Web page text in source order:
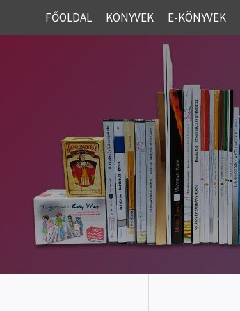
FŐOLDAL KÖNYVEK E-KÖNYVEK